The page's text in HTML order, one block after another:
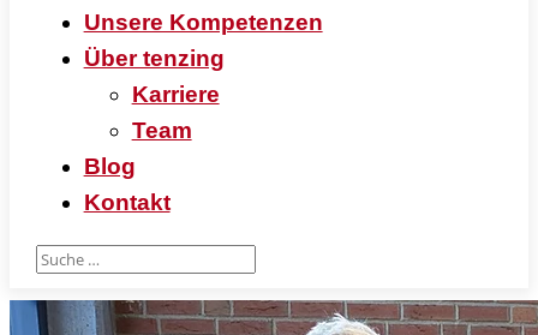
Unsere Kompetenzen
Über tenzing
Karriere
Team
Blog
Kontakt